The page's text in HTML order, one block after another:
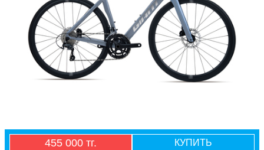
455 000 тг. КУПИТЬ